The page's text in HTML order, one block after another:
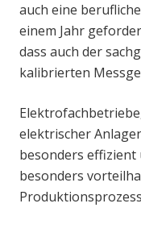
auch eine
einem Jahr
dass auch der
kalibrierten
elektrischer
besonders effizient
besonders